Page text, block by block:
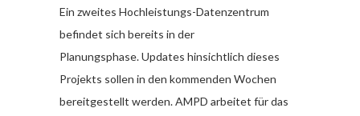
Ein zweites Hochleistungs-Datenzentrum
befindet sich bereits in der
Planungsphase. Updates hinsichtlich dieses
Projekts sollen in den kommenden Wochen
bereitgestellt werden. AMPD arbeitet für das